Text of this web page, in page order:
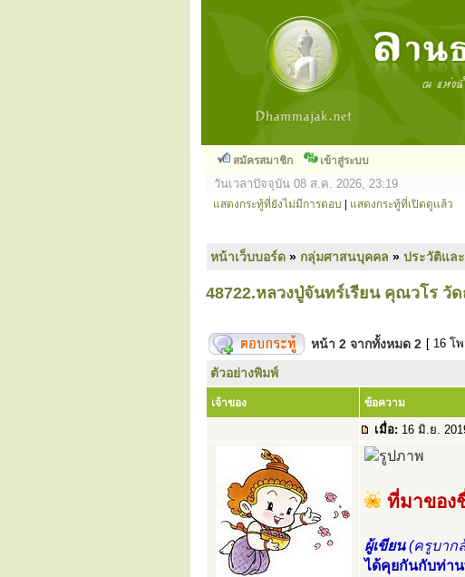
สมัครสมาชิก เข้าสู่ระบบ
วันเวลาปัจจุบัน 08 ส.ค. 2026, 23:19
แสดงกระทู้ที่ยังไม่มีการตอบ แสดงกระทู้ที่เปิดดูแล้ว
หน้าเว็บบอร์ด » กลุ่มศาสนบุคคล » ประวัติแล
48722.หลวงปู่จันทร์เรียน คุณวโร วั
หน้า 2 จากทั้งหมด 2 [ 16 โ
ตัวอย่างพิมพ์
เจ้าของ ข้อความ
เมื่อ: 16 มิ.ย.
ที่มาของ
ผู้เขียน (ครูบาก
ได้คุยกันกับท่า